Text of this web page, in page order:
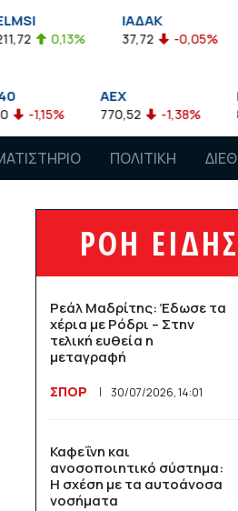
0,13%
ΙΑΔΑΚ
-0,05%
770,52 -1,38%
IBEX
ΠΟΛΙΤΙΚΗ
ΡΟΗ
Ρεάλ Μαδρίτης: Έδωσε τα
χέρια με Ρόδρι – Στην
τελική ευθεία η
μεταγραφή
ΣΠΟΡ 30/07/2026, 14:01
Καφεΐνη και
ανοσοποιητικό σύστημα:
Η σχέση με τα αυτοάνοσα
νοσήματα